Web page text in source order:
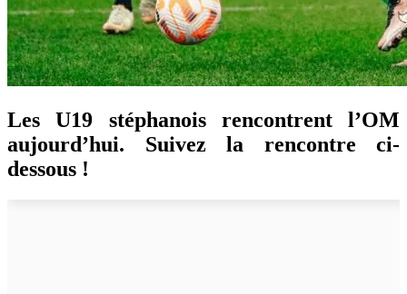
Les U19 stéphanois rencontrent l’OM
aujourd’hui. Suivez la rencontre ci-
dessous !